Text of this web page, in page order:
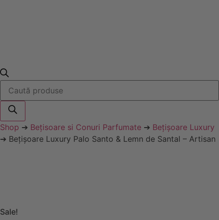
Products
search
Shop ➔ Bețisoare si Conuri Parfumate ➔ Bețișoare Luxury
➔ Bețișoare Luxury Palo Santo & Lemn de Santal – Artisan
Sale!